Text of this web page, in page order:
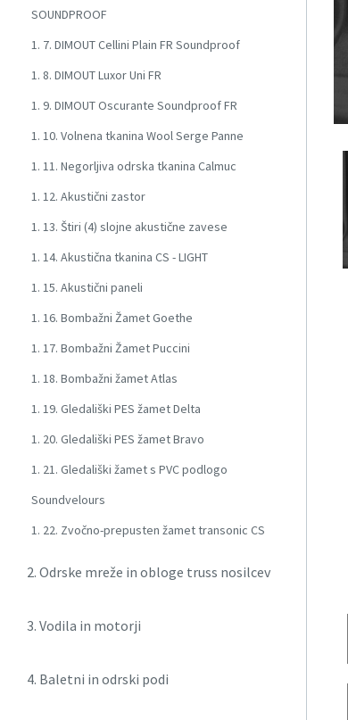
SOUNDPROOF
1. 7. DIMOUT Cellini Plain FR Soundproof
1. 8. DIMOUT Luxor Uni FR
1. 9. DIMOUT Oscurante Soundproof FR
1. 10. Volnena tkanina Wool Serge Panne
1. 11. Negorljiva odrska tkanina Calmuc
1. 12. Akustični zastor
1. 13. Štiri (4) slojne akustične zavese
1. 14. Akustična tkanina CS - LIGHT
1. 15. Akustični paneli
1. 16. Bombažni Žamet Goethe
1. 17. Bombažni Žamet Puccini
1. 18. Bombažni žamet Atlas
1. 19. Gledališki PES žamet Delta
1. 20. Gledališki PES žamet Bravo
1. 21. Gledališki žamet s PVC podlogo
Soundvelours
1. 22. Zvočno-prepusten žamet transonic CS
2. Odrske mreže in obloge truss nosilcev
3. Vodila in motorji
4. Baletni in odrski podi